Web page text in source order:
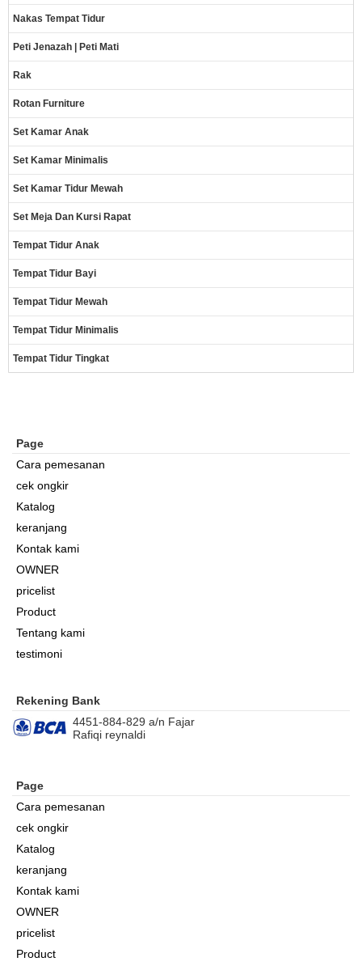
Nakas Tempat Tidur
Peti Jenazah | Peti Mati
Rak
Rotan Furniture
Set Kamar Anak
Set Kamar Minimalis
Set Kamar Tidur Mewah
Set Meja Dan Kursi Rapat
Tempat Tidur Anak
Tempat Tidur Bayi
Tempat Tidur Mewah
Tempat Tidur Minimalis
Tempat Tidur Tingkat
Page
Cara pemesanan
cek ongkir
Katalog
keranjang
Kontak kami
OWNER
pricelist
Product
Tentang kami
testimoni
Rekening Bank
4451-884-829 a/n Fajar
Rafiqi reynaldi
Page
Cara pemesanan
cek ongkir
Katalog
keranjang
Kontak kami
OWNER
pricelist
Product